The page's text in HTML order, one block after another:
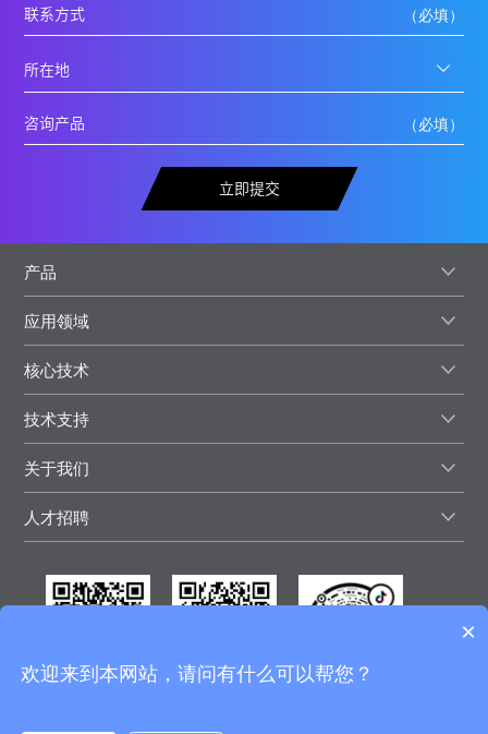
立即提交
产品
应用领域
核心技术
技术支持
关于我们
人才招聘
×
欢迎来到本网站，请问有什么可以帮您？